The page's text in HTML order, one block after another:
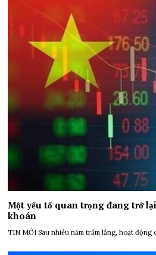
Một yếu tố quan trọng đang trở
khoán
TIN MỚI Sau nhiều năm trầm lắng, hoạt động